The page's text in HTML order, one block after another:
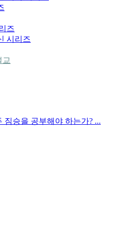
즈
시리즈
교
짐승을 공부해야 하는가? ...